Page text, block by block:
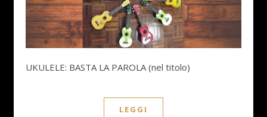
UKULELE: BASTA LA PAROLA (nel titolo)
LEGGI